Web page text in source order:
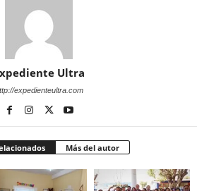
Ultra
expedienteultra.com
Más del autor